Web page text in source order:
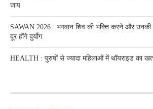
जाप
SAWAN 2026 : भगवान शिव की भक्ति करने और उनकी
दूर होंगे दुर्योग
HEALTH : पुरुषों से ज्यादा महिलाओं में थॉयराइड का